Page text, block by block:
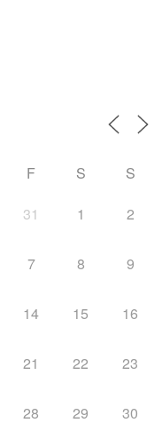
F S
S
31 1 2
7 8 9
14 15 16
21 22 23
28 29 30